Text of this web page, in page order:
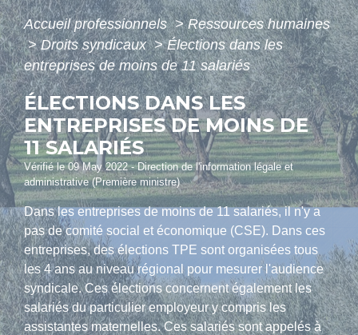
Accueil professionnels> Ressources humaines
> Droits syndicaux> Élections dans les
entreprises de moins de 11 salariés
ÉLECTIONS DANS LES
ENTREPRISES DE MOINS DE
11 SALARIÉS
Vérifié le 09 May 2022 - Direction de l'information légale et
administrative (Première ministre)
Dans les entreprises de moins de 11 salariés, il n'y a
pas de comité social et économique (CSE). Dans ces
entreprises, des élections TPE sont organisées tous
les 4 ans au niveau régional pour mesurer l'audience
syndicale. Ces élections concernent également les
salariés du particulier employeur y compris les
assistantes maternelles. Ces salariés sont appelés à